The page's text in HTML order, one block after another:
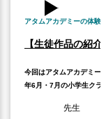
アタムアカデミーの体験
今回はアタムアカデミー
年6月・7月の小学生クラ
す。 2022年6月・7月の
先生